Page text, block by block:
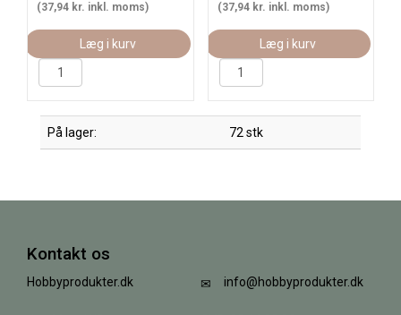
(37,94 kr. inkl. moms)
Læg i kurv
(37,94 kr. inkl. moms)
Læg i kurv
På lager: 72 stk
Kontakt os
Hobbyprodukter.dk info@hobbyprodukter.dk